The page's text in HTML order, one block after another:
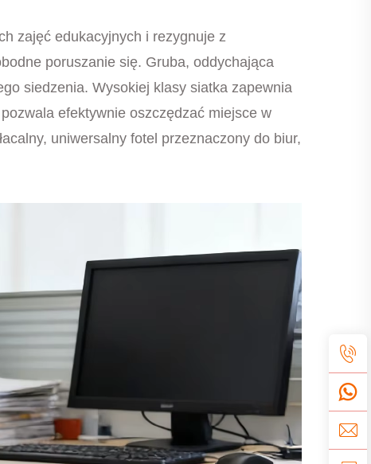
zajęć edukacyjnych i rezygnuje z
poruszanie się. Gruba, oddychająca
siedzenia. Wysokiej klasy siatka zapewnia
efektywnie oszczędzać miejsce w
uniwersalny fotel przeznaczony do biur,